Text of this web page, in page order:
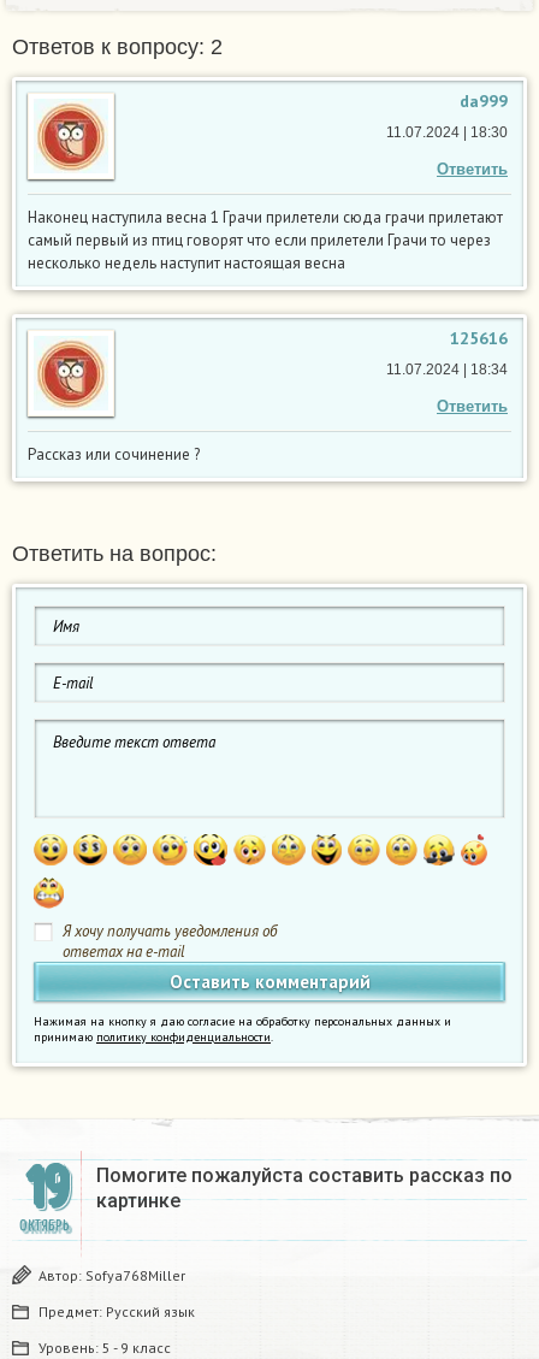
Ответов к вопросу: 2
da999
Ответить
11.07.2024 | 18:30
Наконец наступила весна 1 Грачи прилетели сюда грачи прилетают
самый первый из птиц говорят что если прилетели Грачи то через
несколько недель наступит настоящая весна
125616
Ответить
11.07.2024 | 18:34
Рассказ или сочинение ?
Ответить на вопрос:
Я хочу получать уведомления об
ответах на e-mail
Нажимая на кнопку я даю согласие на обработку персональных данных и
принимаю политику конфиденциальности.
19
ОКТЯБРЬ
Помогите пожалуйста составить рассказ по
картинке
Автор: Sofya768Miller
Предмет: Русский язык
Уровень: 5 - 9 класс